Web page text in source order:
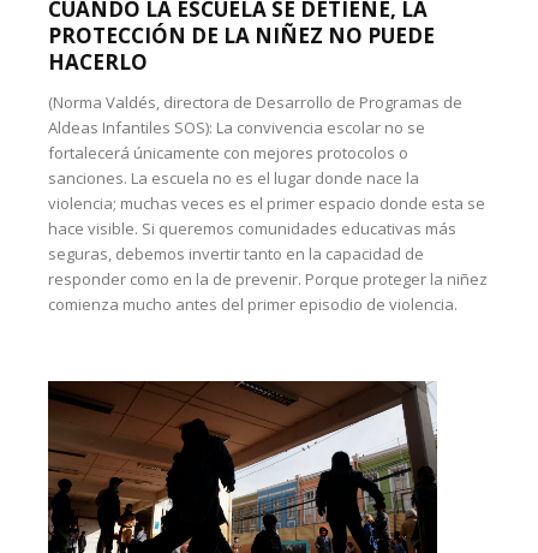
CUANDO LA ESCUELA SE DETIENE, LA
PROTECCIÓN DE LA NIÑEZ NO PUEDE
HACERLO
(Norma Valdés, directora de Desarrollo de Programas de
Aldeas Infantiles SOS): La convivencia escolar no se
fortalecerá únicamente con mejores protocolos o
sanciones. La escuela no es el lugar donde nace la
violencia; muchas veces es el primer espacio donde esta se
hace visible. Si queremos comunidades educativas más
seguras, debemos invertir tanto en la capacidad de
responder como en la de prevenir. Porque proteger la niñez
comienza mucho antes del primer episodio de violencia.